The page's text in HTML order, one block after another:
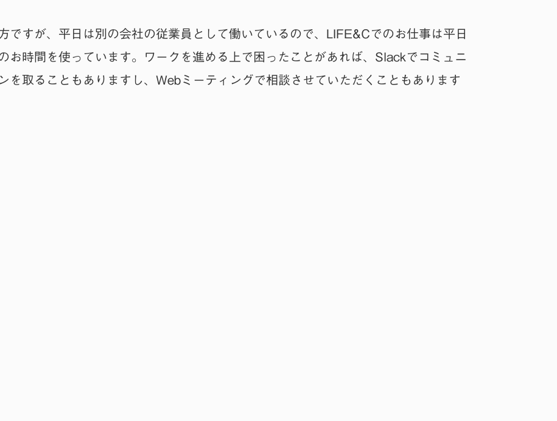
ですが、平日は別の会社の従業員として働いているので、LIFE&Cでのお仕事は平日
お時間を使っています。ワークを進める上で困ったことがあれば、Slackでコミュニ
を取ることもありますし、Webミーティングで相談させていただくこともあります